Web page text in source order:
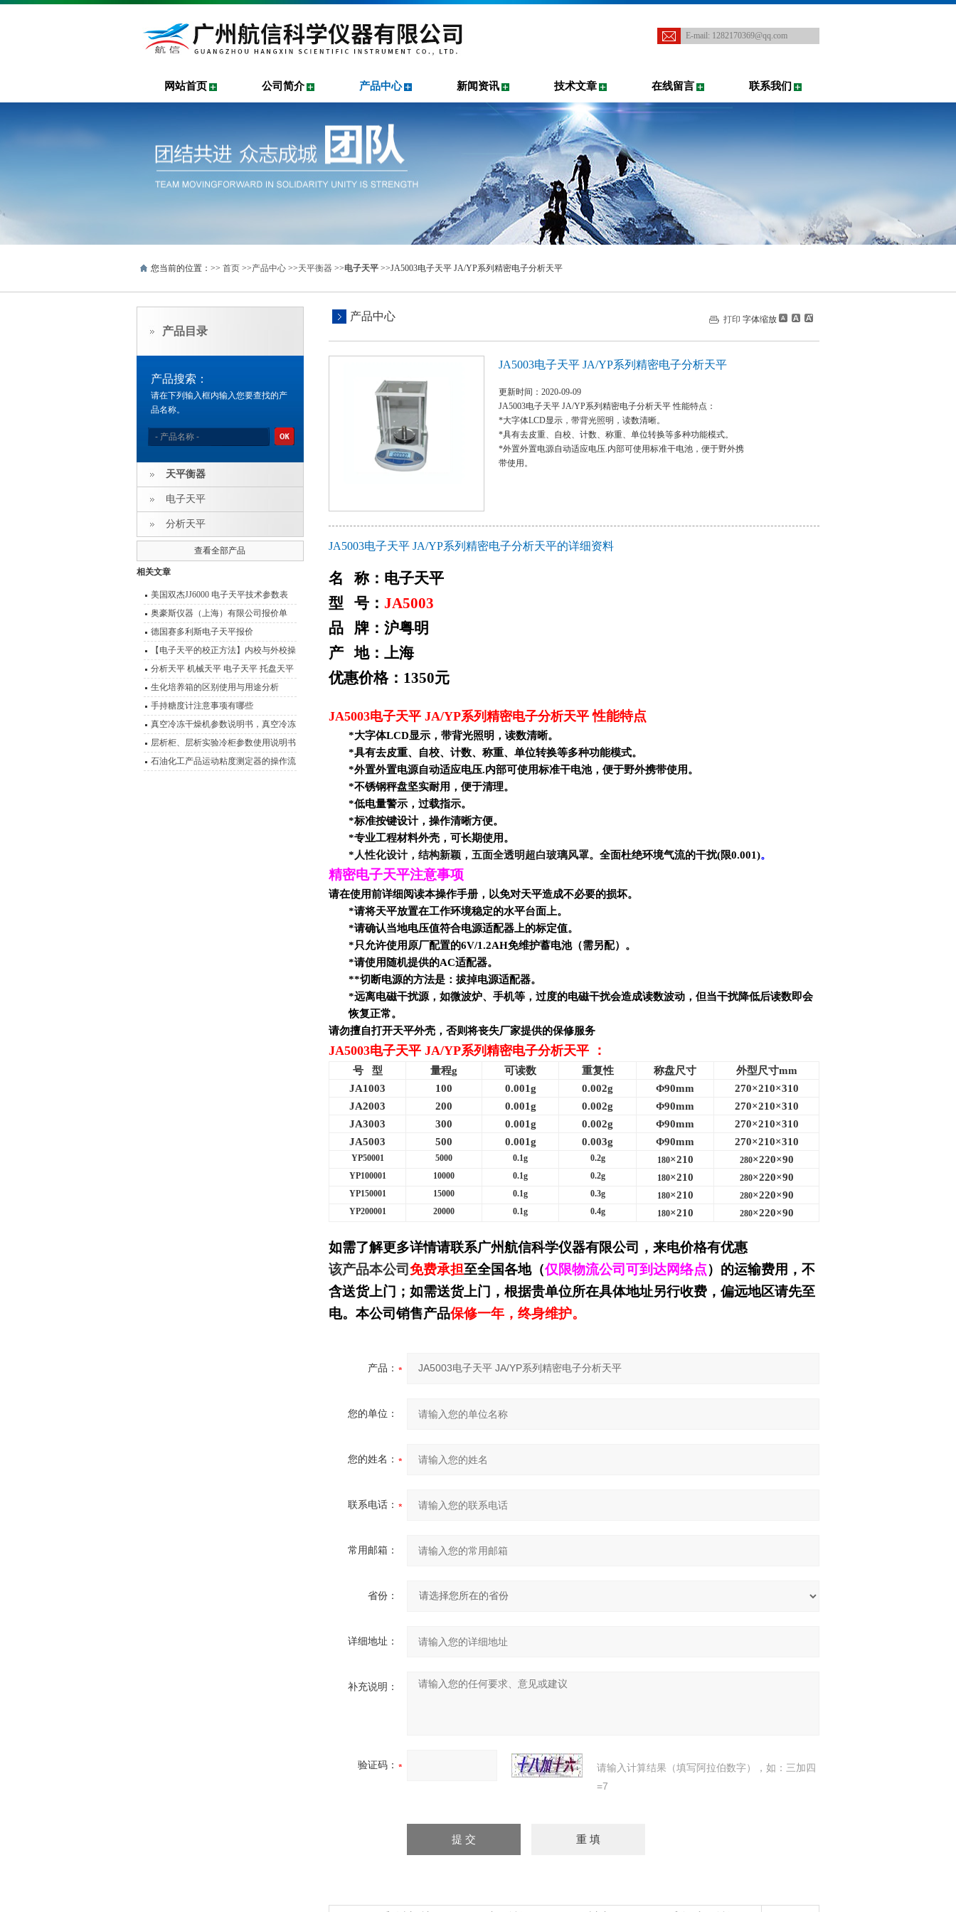
E-mail: 1282170369@qq.com
网站首页 公司简介 产品中心 新闻资讯 技术文章 在线留言 联系我们
您当前的位置：>> 首页 >>产品中心 >>天平衡器 >>电子天平 >>JA5003电子天平 JA/YP系列精密电子分析天平
产品目录
产品搜索：
请在下列输入框内输入您要查找的产
品名称。
天平衡器
电子天平
分析天平
查看全部产品
相关文章
美国双杰JJ6000 电子天平技术参数表
分析天平
奥豪斯仪器（上海）有限公司报价单
德国赛多利斯电子天平报价
【电子天平的校正方法】内校与外校操
作流程介绍
分析天平 机械天平 电子天平 托盘天平
精密天平 电子秤 扭力天平 液体比重天
平 静水力学天平 酸度计 电导率仪 溶氧
仪 离子计 滴定仪 水份测定仪 电极 浓
度计 OR
生化培养箱的区别使用与用途分析
手持糖度计注意事项有哪些
真空冷冻干燥机参数说明书，真空冷冻
干燥箱
层析柜、层析实验冷柜参数使用说明书
石油化工产品运动粘度测定器的操作流
产品中心 打印 字体缩放
JA5003电子天平 JA/YP系列精密电子分析天平
更新时间：2020-09-09
JA5003电子天平 JA/YP系列精密电子分析天平 性能特点：
*大字体LCD显示，带背光照明，读数清晰。
*具有去皮重、自校、计数、称重、单位转换等多种功能模式。
*外置外置电源自动适应电压.内部可使用标准干电池，便于野外携
带使用。
JA5003电子天平 JA/YP系列精密电子分析天平的详细资料
名 称：电子天平
型 号： JA5003
品 牌：沪粤明
产 地：上海
优惠价格：1350元
JA5003电子天平 JA/YP系列精密电子分析天平 性能特点
*大字体LCD显示，带背光照明，读数清晰。
*具有去皮重、自校、计数、称重、单位转换等多种功能模式。
*外置外置电源自动适应电压.内部可使用标准干电池，便于野外携带使用。
*不锈钢秤盘坚实耐用，便于清理。
*低电量警示，过载指示。
*标准按键设计，操作清晰方便。
*专业工程材料外壳，可长期使用。
* 人性化设计，结构新颖，五面全透明超白玻璃风罩。 全面杜绝环境气流的干扰(限0.001)。
精密电子天平注意事项
请在使用前详细阅读本操作手册，以免对天平造成不必要的损坏。
*请将天平放置在工作环境稳定的水平台面上。
*请确认当地电压值符合电源适配器上的标定值。
*只允许使用原厂配置的6V/1.2AH免维护蓄电池（需另配）。
*请使用随机提供的AC适配器。
**切断电源的方法是：拔掉电源适配器。
*远离电磁干扰源，如微波炉、手机等，过度的电磁干扰会造成读数波动，但当干扰降低后读数即会
恢复正常。
请勿擅自打开天平外壳，否则将丧失厂家提供的保修服务
JA5003电子天平 JA/YP系列精密电子分析天平 ：
号 型 量程g 可读数 重复性 称盘尺寸 外型尺寸mm
JA1003
100 0.001g 0.002g Φ90mm
270×210×310
JA2003
200 0.001g 0.002g Φ90mm
270×210×310
JA3003
300 0.001g 0.002g Φ90mm
270×210×310
JA5003
500 0.001g 0.003g Φ90mm 270×210×310
YP50001 5000 0.1g 0.2g 180×210 280×220×90
YP100001 10000 0.1g 0.2g 180×210 280×220×90
YP150001 15000 0.1g 0.3g 180×210 280×220×90
YP200001 20000 0.1g 0.4g 180×210 280×220×90
如需了解更多详情请联系广州航信科学仪器有限公司 ，来电价格有优惠
该产品本公司免费承担至全国各地（仅限物流公司可到达网络点）的运输费用，不
含送货上门；如需送货上门，根据贵单位所在具体地址另行收费，偏远地区请先至
电。本公司销售产品保修一年，终身维护。
产品：
您的单位：
您的姓名：
联系电话：
常用邮箱：
省份：
详细地址：
补充说明：
验证码：
请输入计算结果（填写阿拉伯数字），如：三加四
=7